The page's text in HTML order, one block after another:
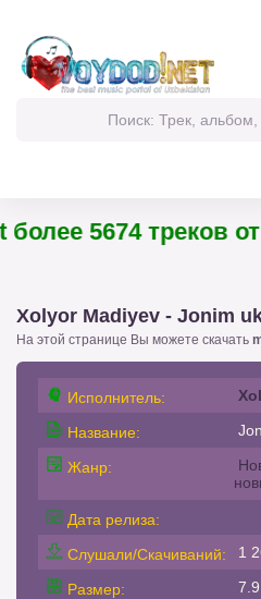
5674 треков от
Xolyor Madiyev - Jonim
На этой странице Вы можете скачать
Исполнитель:
Название:
Жанр:
Дата релиза:
Слушали/Скачиваний:
1
Размер: